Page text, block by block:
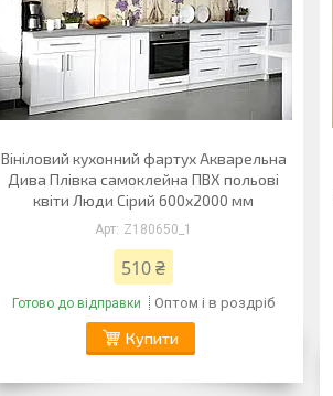
Вініловий кухонний фартух Акварельна
Дива Плівка самоклейна ПВХ польові
квіти Люди Сірий 600х2000 мм
Z180650_1
510 ₴
Готово до відправки Оптом і в роздріб
Купити